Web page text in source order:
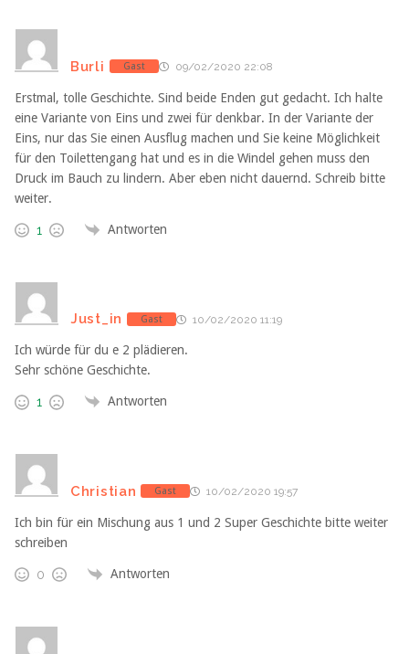
Burli Gast 09/02/2020 22:08
Erstmal, tolle Geschichte. Sind beide Enden gut gedacht. Ich halte
eine Variante von Eins und zwei für denkbar. In der Variante der
Eins, nur das Sie einen Ausflug machen und Sie keine Möglichkeit
für den Toilettengang hat und es in die Windel gehen muss den
Druck im Bauch zu lindern. Aber eben nicht dauernd. Schreib bitte
weiter.
1 Antworten
Just_in Gast 10/02/2020 11:19
Ich würde für du e 2 plädieren.
Sehr schöne Geschichte.
1 Antworten
Christian Gast 10/02/2020 19:57
Ich bin für ein Mischung aus 1 und 2 Super Geschichte bitte weiter
schreiben
0 Antworten